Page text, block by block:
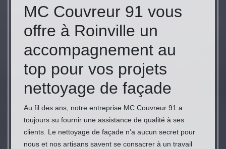
MC Couvreur 91 vous
offre à Roinville un
accompagnement au
top pour vos projets
nettoyage de façade
Au fil des ans, notre entreprise MC Couvreur 91 a
toujours su fournir une assistance de qualité à ses
clients. Le nettoyage de façade n’a aucun secret pour
nous et nos artisans savent se consacrer à un travail